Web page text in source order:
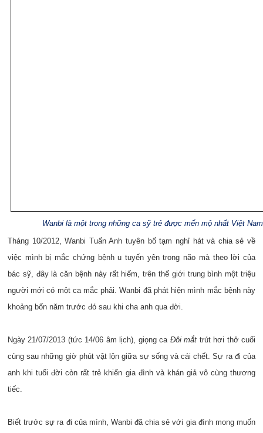
Wanbi là một trong những ca sỹ trẻ được mến mộ nhất Việt Nam
Tháng 10/2012, Wanbi Tuấn Anh tuyên bố tạm nghỉ hát và chia sẻ về
việc mình bị mắc chứng bệnh u tuyến yên trong não mà theo lời của
bác sỹ, đây là căn bệnh này rất hiếm, trên thế giới trung bình một triệu
người mới có một ca mắc phải. Wanbi đã phát hiện mình mắc bệnh này
khoảng bốn năm trước đó sau khi cha anh qua đời.
Ngày 21/07/2013 (tức 14/06 âm lịch), giọng ca Đôi mắt trút hơi thở cuối
cùng sau những giờ phút vật lộn giữa sự sống và cái chết. Sự ra đi của
anh khi tuổi đời còn rất trẻ khiến gia đình và khán giả vô cùng thương
tiếc.
Biết trước sự ra đi của mình, Wanbi đã chia sẻ với gia đình mong muốn